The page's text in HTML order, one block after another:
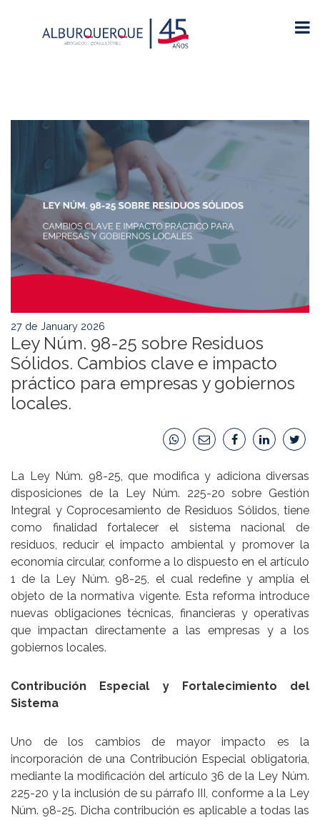
27 de January 2026
Ley Núm. 98-25 sobre Residuos
Sólidos. Cambios clave e impacto
práctico para empresas y gobiernos
locales.
La Ley Núm. 98-25, que modifica y adiciona diversas
disposiciones de la Ley Núm. 225-20 sobre Gestión
Integral y Coprocesamiento de Residuos Sólidos, tiene
como finalidad fortalecer el sistema nacional de
residuos, reducir el impacto ambiental y promover la
economía circular, conforme a lo dispuesto en el artículo
1 de la Ley Núm. 98-25, el cual redefine y amplía el
objeto de la normativa vigente. Esta reforma introduce
nuevas obligaciones técnicas, financieras y operativas
que impactan directamente a las empresas y a los
gobiernos locales.
Contribución Especial y Fortalecimiento del
Sistema
Uno de los cambios de mayor impacto es la
incorporación de una Contribución Especial obligatoria,
mediante la modificación del artículo 36 de la Ley Núm.
225-20 y la inclusión de su párrafo III, conforme a la Ley
Núm. 98-25. Dicha contribución es aplicable a todas las